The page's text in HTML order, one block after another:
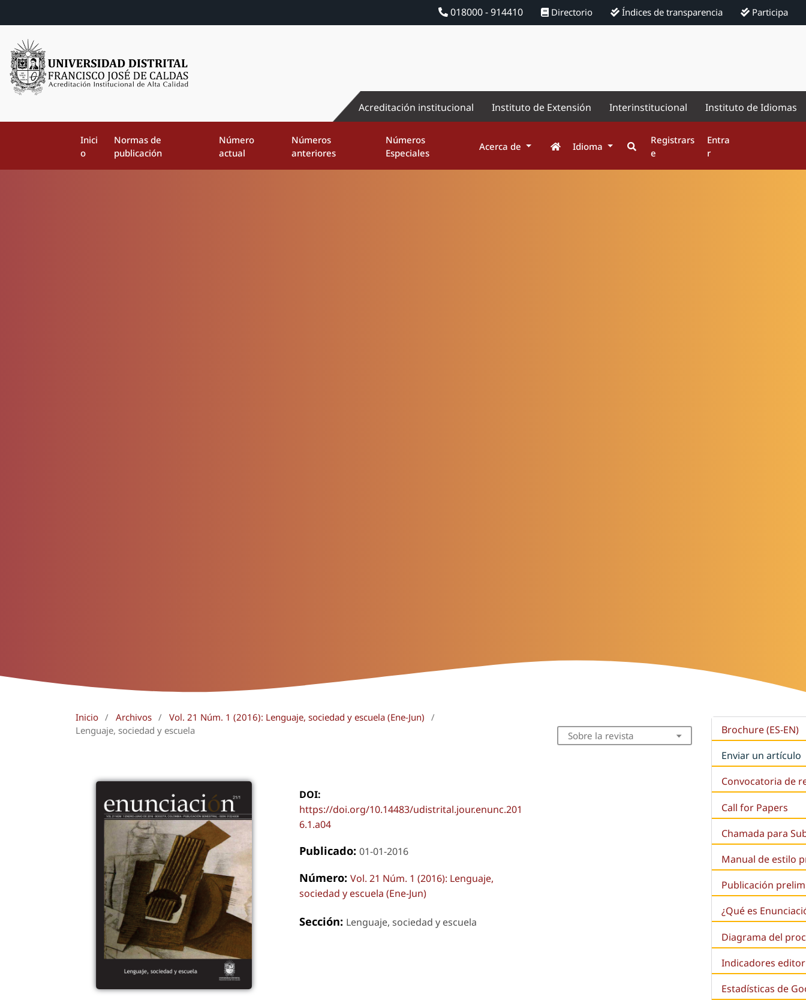
018000 - 914410 Directorio Índices de transparencia Participa
Acreditación institucional Instituto de Extensión Interinstitucional Instituto de Idiomas
Inici
o
Normas de
publicación
Número
actual
Números
anteriores
Números
Especiales
Acerca de Idioma
Registrars
e
Entra
r
Inicio / Archivos / Vol. 21 Núm. 1 (2016): Lenguaje, sociedad y escuela (Ene-Jun)
/
Lenguaje, sociedad y escuela
DOI:
https://doi.org/10.14483/udistrital.jour.enunc.201
6.1.a04
Publicado: 01-01-2016
Número: Vol. 21 Núm. 1 (2016): Lenguaje,
sociedad y escuela (Ene-Jun)
Sección: Lenguaje, sociedad y escuela
Sobre la revista
Brochure (ES-EN)
Enviar un artículo
Convocatoria de
Call for Papers
Chamada para
Manual de estilo
Publicación
¿Qué es
Diagrama del
Indicadores
Estadísticas de